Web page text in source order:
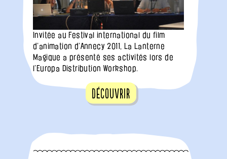
Invitée au Festival international du film
d’animation d’Annecy 2011, La Lanterne
Magique a présenté ses activités lors de
l’Europa Distribution Workshop.
Découvrir